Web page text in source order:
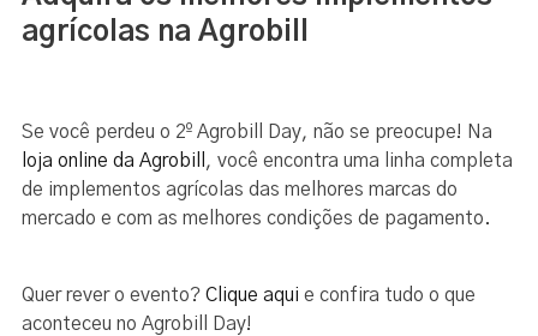
agrícolas na Agrobill
Se você perdeu o 2º Agrobill Day, não se preocupe! Na
loja online da Agrobill
, você encontra uma linha completa
de implementos agrícolas das melhores marcas do
mercado e com as melhores condições de pagamento.
Quer rever o evento? Clique aqui e confira tudo o que
aconteceu no Agrobill Day!